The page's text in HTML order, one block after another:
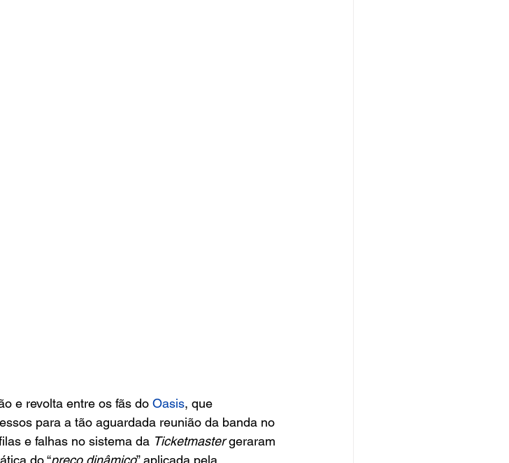
e revolta entre os fãs do Oasis, que
para a tão aguardada reunião da banda no
e falhas no sistema da Ticketmaster geraram